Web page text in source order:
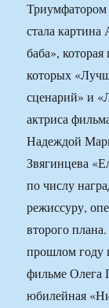
стала
баба»,
которых
сценарий» и
актриса
Надеждой
Звягинцева
по числу
режиссуру,
второго
прошлом году
фильме Олега
юбилейная